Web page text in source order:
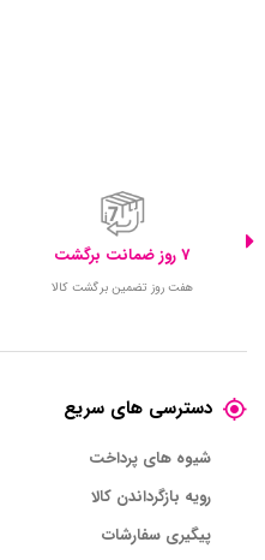
7 روز ضمانت برگشت
هفت روز تضمین برگشت کالا
دسترسی های سریع
شیوه های پرداخت
رویه بازگرداندن کالا
پیگیری سفارشات